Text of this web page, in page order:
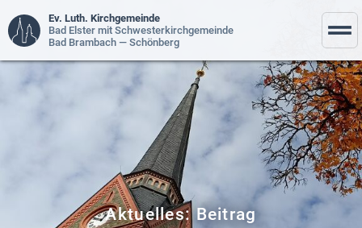
Ev. Luth. Kirchgemeinde
Bad Elster mit Schwesterkirchgemeinde
Bad Brambach — Schönberg
Aktuelles: Beitrag